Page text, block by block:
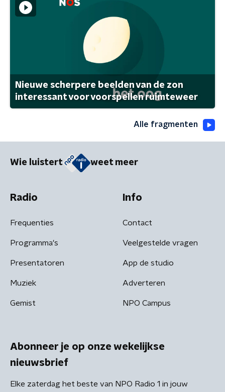
Nieuwe scherpere beelden van de zon
interessant voor voorspellen ruimteweer
Alle fragmenten
Wie luistert weet meer
Radio
Frequenties
Programma's
Presentatoren
Muziek
Gemist
Info
Contact
Veelgestelde vragen
App de studio
Adverteren
NPO Campus
Abonneer je op onze wekelijkse
nieuwsbrief
Elke zaterdag het beste van NPO Radio 1 in jouw